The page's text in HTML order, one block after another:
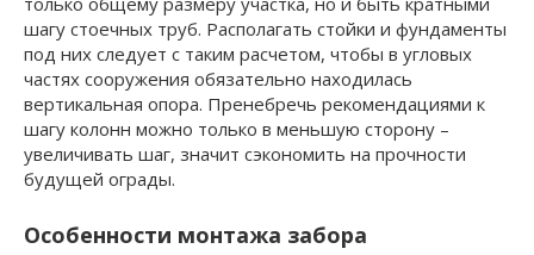
шагу стоечных труб. Располагать стойки и фундаменты
под них следует с таким расчетом, чтобы в угловых
частях сооружения обязательно находилась
вертикальная опора. Пренебречь рекомендациями к
шагу колонн можно только в меньшую сторону –
увеличивать шаг, значит сэкономить на прочности
будущей ограды.
Особенности монтажа забора